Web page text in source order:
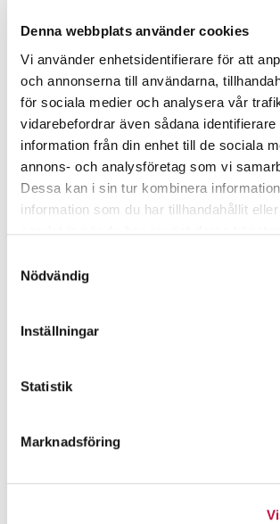
Denna webbplats använder cookies
Vi använder enhetsidentifierare för att
och annonserna till användarna,
för sociala medier och analysera vår
vidarebefordrar även sådana identifierare
information från din enhet till de sociala
annons- och analysföretag som vi
Dessa kan i sin tur kombinera
information som du har tillhandahållit
Nödvändig
Inställningar
Statistik
Marknadsföring